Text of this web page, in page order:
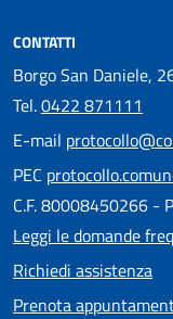
CONTATTI
Borgo San Daniele,
Tel.0422 871111
E-mail
PEC
C.F. 80008450266 -
Leggi le domande
Richiedi assistenza
Prenota